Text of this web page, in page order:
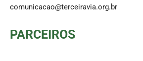
comunicacao@terceiravia.org.br
PARCEIROS